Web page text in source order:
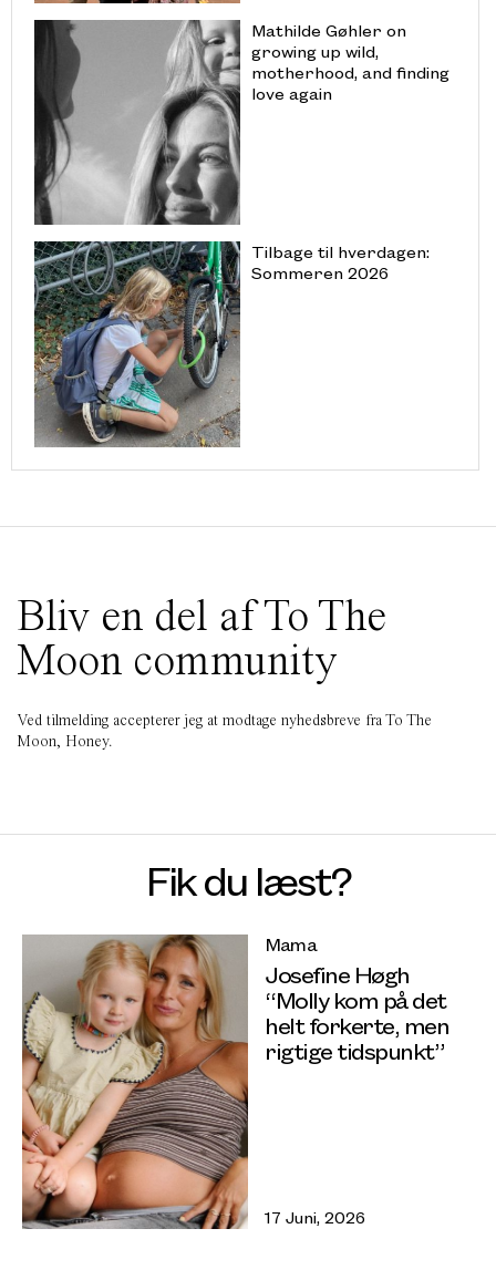
Mathilde Gøhler on
growing up wild,
motherhood, and finding
love again
Tilbage til hverdagen:
Sommeren 2026
Bliv en del af To The
Moon community
Ved tilmelding accepterer jeg at modtage nyhedsbreve fra To The
Moon, Honey.
Fik du læst?
Mama
Josefine Høgh
“Molly kom på det
helt forkerte, men
rigtige tidspunkt”
17 Juni, 2026